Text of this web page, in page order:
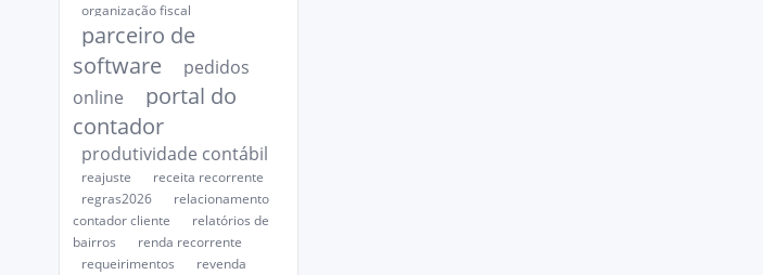
organização fiscal
parceiro de
software
pedidos
online
portal do
contador
produtividade contábil
reajuste
receita recorrente
regras2026
relacionamento
contador cliente
relatórios de
bairros
renda recorrente
requeirimentos
revenda